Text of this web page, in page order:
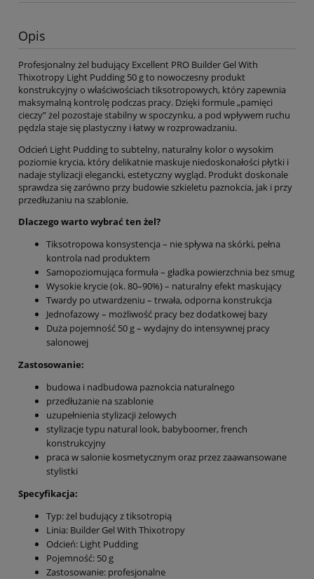
Opis
Profesjonalny żel budujący Excellent PRO Builder Gel With
Thixotropy Light Pudding 50 g to nowoczesny produkt
konstrukcyjny o właściwościach tiksotropowych, który zapewnia
maksymalną kontrolę podczas pracy. Dzięki formule „pamięci
cieczy” żel pozostaje stabilny w spoczynku, a pod wpływem ruchu
pędzla staje się plastyczny i łatwy w rozprowadzaniu.
Odcień Light Pudding to subtelny, naturalny kolor o wysokim
poziomie krycia, który delikatnie maskuje niedoskonałości płytki i
nadaje stylizacji elegancki, estetyczny wygląd. Produkt doskonale
sprawdza się zarówno przy budowie szkieletu paznokcia, jak i przy
przedłużaniu na szablonie.
Dlaczego warto wybrać ten żel?
Tiksotropowa konsystencja – nie spływa na skórki, pełna
kontrola nad produktem
Samopoziomująca formuła – gładka powierzchnia bez smug
Wysokie krycie (ok. 80–90%) – naturalny efekt maskujący
Twardy po utwardzeniu – trwała, odporna konstrukcja
Jednofazowy – możliwość pracy bez dodatkowej bazy
Duża pojemność 50 g – wydajny do intensywnej pracy
salonowej
Zastosowanie:
budowa i nadbudowa paznokcia naturalnego
przedłużanie na szablonie
uzupełnienia stylizacji żelowych
stylizacje typu natural look, babyboomer, french
konstrukcyjny
praca w salonie kosmetycznym oraz przez zaawansowane
stylistki
Specyfikacja:
Typ: żel budujący z tiksotropią
Linia: Builder Gel With Thixotropy
Odcień: Light Pudding
Pojemność: 50 g
Zastosowanie: profesjonalne